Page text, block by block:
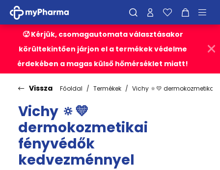
🥵 Kérjük, csomagautomata választásakor
körültekintően járjon el a termékek védelme
érdekében a magas külső hőmérséklet miatt!
Vissza Főoldal Termékek Vichy 🔅💛 dermokozmetikai
Vichy 🔅💛
dermokozmetikai
fényvédők
kedvezménnyel